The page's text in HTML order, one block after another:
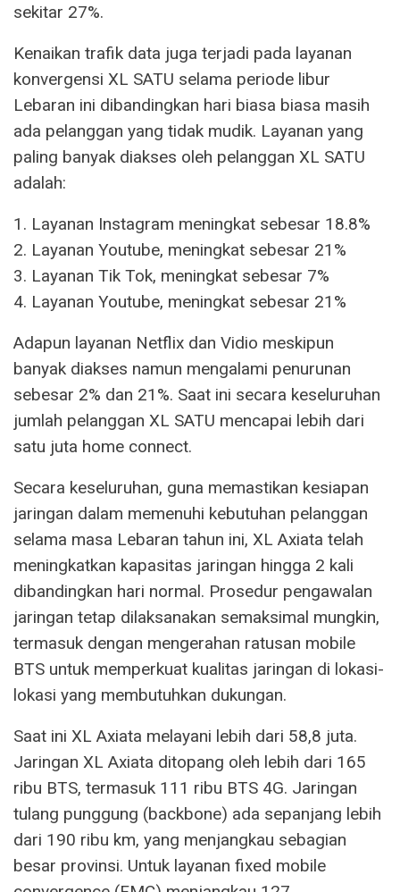
sekitar 27%.
Kenaikan trafik data juga terjadi pada layanan
konvergensi XL SATU selama periode libur
Lebaran ini dibandingkan hari biasa biasa masih
ada pelanggan yang tidak mudik. Layanan yang
paling banyak diakses oleh pelanggan XL SATU
adalah:
1. Layanan Instagram meningkat sebesar 18.8%
2. Layanan Youtube, meningkat sebesar 21%
3. Layanan Tik Tok, meningkat sebesar 7%
4. Layanan Youtube, meningkat sebesar 21%
Adapun layanan Netflix dan Vidio meskipun
banyak diakses namun mengalami penurunan
sebesar 2% dan 21%. Saat ini secara keseluruhan
jumlah pelanggan XL SATU mencapai lebih dari
satu juta home connect.
Secara keseluruhan, guna memastikan kesiapan
jaringan dalam memenuhi kebutuhan pelanggan
selama masa Lebaran tahun ini, XL Axiata telah
meningkatkan kapasitas jaringan hingga 2 kali
dibandingkan hari normal. Prosedur pengawalan
jaringan tetap dilaksanakan semaksimal mungkin,
termasuk dengan mengerahan ratusan mobile
BTS untuk memperkuat kualitas jaringan di lokasi-
lokasi yang membutuhkan dukungan.
Saat ini XL Axiata melayani lebih dari 58,8 juta.
Jaringan XL Axiata ditopang oleh lebih dari 165
ribu BTS, termasuk 111 ribu BTS 4G. Jaringan
tulang punggung (backbone) ada sepanjang lebih
dari 190 ribu km, yang menjangkau sebagian
besar provinsi. Untuk layanan fixed mobile